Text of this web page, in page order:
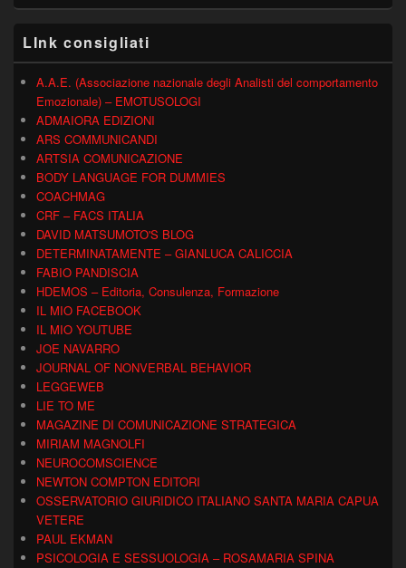
LInk consigliati
A.A.E. (Associazione nazionale degli Analisti del comportamento
Emozionale) – EMOTUSOLOGI
ADMAIORA EDIZIONI
ARS COMMUNICANDI
ARTSIA COMUNICAZIONE
BODY LANGUAGE FOR DUMMIES
COACHMAG
CRF – FACS ITALIA
DAVID MATSUMOTO'S BLOG
DETERMINATAMENTE – GIANLUCA CALICCIA
FABIO PANDISCIA
HDEMOS – Editoria, Consulenza, Formazione
IL MIO FACEBOOK
IL MIO YOUTUBE
JOE NAVARRO
JOURNAL OF NONVERBAL BEHAVIOR
LEGGEWEB
LIE TO ME
MAGAZINE DI COMUNICAZIONE STRATEGICA
MIRIAM MAGNOLFI
NEUROCOMSCIENCE
NEWTON COMPTON EDITORI
OSSERVATORIO GIURIDICO ITALIANO SANTA MARIA CAPUA
VETERE
PAUL EKMAN
PSICOLOGIA E SESSUOLOGIA – ROSAMARIA SPINA